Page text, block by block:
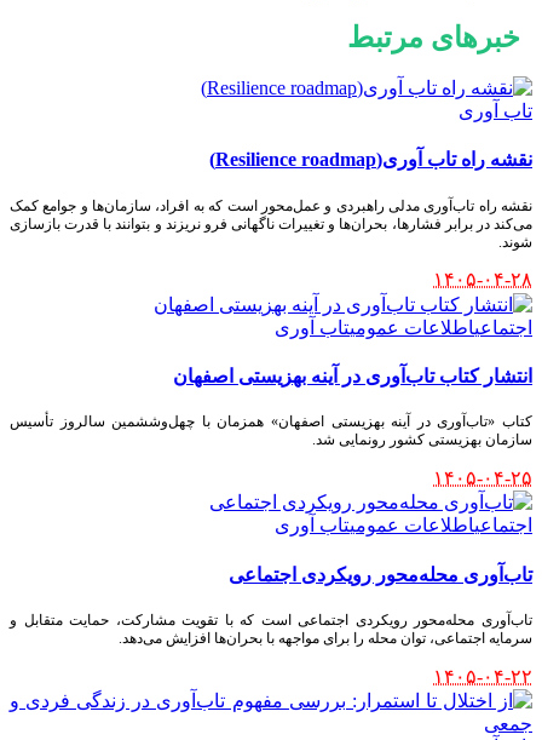
خبرهای مرتبط
تاب آوری
نقشه راه تاب آوری(Resilience roadmap)
نقشه راه تاب‌آوری مدلی راهبردی و عمل‌محور است که به افراد، سازمان‌ها و جوامع کمک
می‌کند در برابر فشارها، بحران‌ها و تغییرات ناگهانی فرو نریزند و بتوانند با قدرت بازسازی
شوند.
۱۴۰۵-۰۴-۲۸
اجتماعیاطلاعات عمومیتاب آوری
انتشار کتاب تاب‌آوری در آینه بهزیستی اصفهان
کتاب «تاب‌آوری در آینه بهزیستی اصفهان» همزمان با چهل‌وششمین سالروز تأسیس
سازمان بهزیستی کشور رونمایی شد.
۱۴۰۵-۰۴-۲۵
اجتماعیاطلاعات عمومیتاب آوری
تاب‌آوری محله‌محور رویکردی اجتماعی
تاب‌آوری محله‌محور رویکردی اجتماعی است که با تقویت مشارکت، حمایت متقابل و
سرمایه اجتماعی، توان محله را برای مواجهه با بحران‌ها افزایش می‌دهد.
۱۴۰۵-۰۴-۲۲